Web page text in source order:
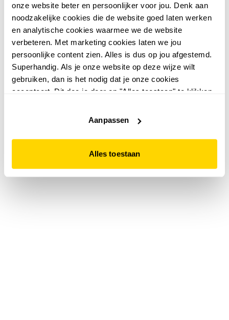
onze website beter en persoonlijker voor jou. Denk aan
noodzakelijke cookies die de website goed laten werken
en analytische cookies waarmee we de website
verbeteren. Met marketing cookies laten we jou
persoonlijke content zien. Alles is dus op jou afgestemd.
Superhandig. Als je onze website op deze wijze wilt
gebruiken, dan is het nodig dat je onze cookies
accepteert. Dit doe je door op "Alles toestaan" te klikken.
website niet optimaal functioneert.
Aanpassen
Alles toestaan